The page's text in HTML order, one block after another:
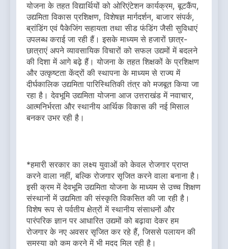
योजना के तहत विद्यार्थियों को ओरिएंटेशन कार्यक्रम, बूटकैंप,
उद्यमिता विकास प्रशिक्षण, विशेषज्ञ मार्गदर्शन, बाजार संपर्क,
ब्रांडिंग एवं पैकेजिंग सहायता तथा सीड फंडिंग जैसी सुविधाएं
उपलब्ध कराई जा रही हैं। इसके माध्यम से हजारों छात्र-
छात्राएं अपने व्यावसायिक विचारों को सफल उद्यमों में बदलने
की दिशा में आगे बढ़े हैं। योजना के तहत शिक्षकों के प्रशिक्षण
और उत्कृष्टता केंद्रों की स्थापना के माध्यम से राज्य में
दीर्घकालिक उद्यमिता पारिस्थितिकी तंत्र को मजबूत किया जा
रहा है। देवभूमि उद्यमिता योजना आज उत्तराखंड में नवाचार,
आत्मनिर्भरता और स्थानीय आर्थिक विकास की नई मिसाल
बनकर उभर रही है।
*हमारी सरकार का लक्ष्य युवाओं को केवल रोजगार प्राप्त
करने वाला नहीं, बल्कि रोजगार सृजित करने वाला बनाना है।
इसी क्रम में देवभूमि उद्यमिता योजना के माध्यम से उच्च शिक्षण
संस्थानों में उद्यमिता की संस्कृति विकसित की जा रही है।
विशेष रूप से पर्वतीय क्षेत्रों में स्थानीय संसाधनों और
पारंपरिक ज्ञान पर आधारित उद्यमों को बढ़ावा देकर हम
रोजगार के नए अवसर सृजित कर रहे हैं, जिससे पलायन की
समस्या को कम करने में भी मदद मिल रही है।